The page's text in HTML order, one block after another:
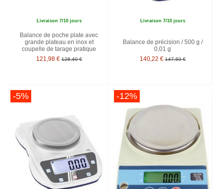
Livraison 7/10 jours
Balance de poche plate avec
grande plateau en inox et
coupelle de tarage pratique
121,98 € 128,40 €
Livraison 7/10 jours
Balance de précision / 500 g /
0,01 g
140,22 € 147,60 €
-5% -12%